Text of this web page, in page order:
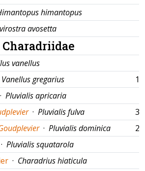
himantopus
avosetta
Charadriidae
vanellus
Vanellus gregarius
· Pluvialis apricaria
· Pluvialis fulva
· Pluvialis dominica
· Pluvialis squatarola
· Charadrius hiaticula